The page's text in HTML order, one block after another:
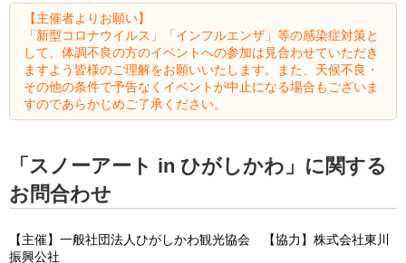
【主催者よりお願い】
「新型コロナウイルス」「インフルエンザ」等の感染症対策と
して、体調不良の方のイベントへの参加は見合わせていただき
ますよう皆様のご理解をお願いいたします。また、天候不良・
その他の条件で予告なくイベントが中止になる場合もございま
すのであらかじめご了承ください。
「スノーアート in ひがしかわ」に関する
お問合わせ
【主催】一般社団法人ひがしかわ観光協会 【協力】株式会社東川
振興公社